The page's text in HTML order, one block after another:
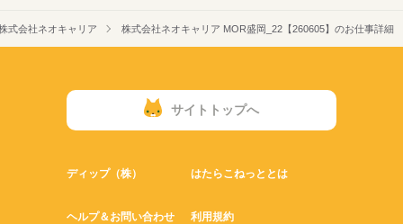
式会社ネオキャリア 株式会社ネオキャリア MOR盛岡_22【260605】のお仕事詳細
サイトトップへ
ディップ（株） はたらこねっととは
ヘルプ＆お問い合わせ 利用規約